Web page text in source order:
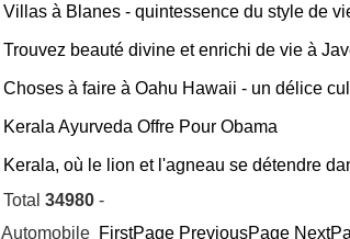
Villas à Blanes - quintessence du style de
Trouvez beauté divine et enrichi de vie à
Choses à faire à Oahu Hawaii - un délice
Kerala Ayurveda Offre Pour Obama
Kerala, où le lion et l'agneau se détendre
Total 34980 -
Automobile FirstPage PreviousPage